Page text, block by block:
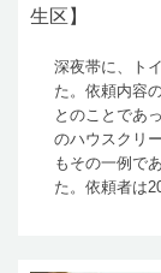
生区】
深夜帯に、ト
た。依頼内容
とのことであ
のハウスクリ
もその一例で
た。依頼者は